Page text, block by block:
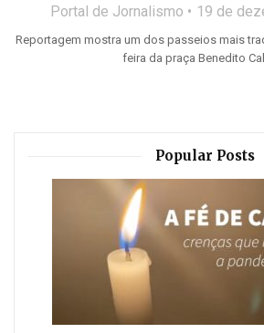
Portal de Jornalismo 19 de
Reportagem mostra um dos passeios mais
feira da praça Benedito
Popular Posts